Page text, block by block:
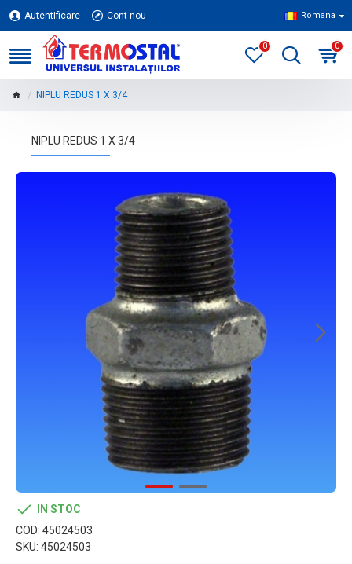
Autentificare Cont nou Romana
0 0
NIPLU REDUS 1 X 3/4
NIPLU REDUS 1 X 3/4
IN STOC
COD: 45024503
SKU: 45024503